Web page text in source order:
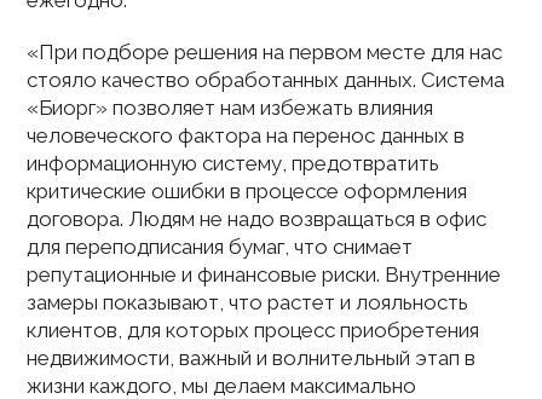
«При подборе решения на первом месте для нас
стояло качество обработанных данных. Система
«Биорг» позволяет нам избежать влияния
человеческого фактора на перенос данных в
информационную систему, предотвратить
критические ошибки в процессе оформления
договора. Людям не надо возвращаться в офис
для переподписания бумаг, что снимает
репутационные и финансовые риски. Внутренние
замеры показывают, что растет и лояльность
клиентов, для которых процесс приобретения
недвижимости, важный и волнительный этап в
жизни каждого, мы делаем максимально